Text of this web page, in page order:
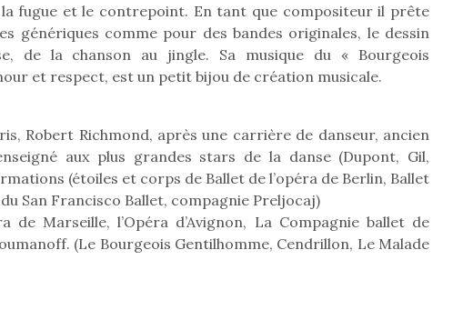
fugue et le contrepoint. En tant que compositeur il prête
génériques comme pour des bandes originales, le dessin
de la chanson au jingle. Sa musique du « Bourgeois
et respect, est un petit bijou de création musicale.
Robert Richmond, après une carrière de danseur, ancien
aux plus grandes stars de la danse (Dupont, Gil,
(étoiles et corps de Ballet de l’opéra de Berlin, Ballet
San Francisco Ballet, compagnie Preljocaj)
Marseille, l’Opéra d’Avignon, La Compagnie ballet de
(Le Bourgeois Gentilhomme, Cendrillon, Le Malade
était au
du jardin ?
confinements
des couvre-
des heures
des
mois,…
T’AS TON NERF ?
A l’heure du
déconfinement, des
premières grosses
chaleurs et des futures
Le boom de la trottinette
pour enfant : bien plus
L’attrait pour la glisse
est universel, et même